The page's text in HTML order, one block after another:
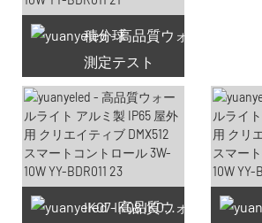
積分球
測定テスト
利用可能なクーポン66件
IK07 IK08 IK09 IK10